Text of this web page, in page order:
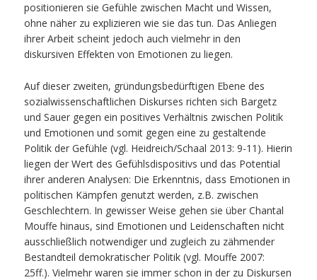
positionieren sie Gefühle zwischen Macht und Wissen,
ohne näher zu explizieren wie sie das tun. Das Anliegen
ihrer Arbeit scheint jedoch auch vielmehr in den
diskursiven Effekten von Emotionen zu liegen.
Auf dieser zweiten, gründungsbedürftigen Ebene des
sozialwissenschaftlichen Diskurses richten sich Bargetz
und Sauer gegen ein positives Verhältnis zwischen Politik
und Emotionen und somit gegen eine zu gestaltende
Politik der Gefühle (vgl. Heidreich/Schaal 2013: 9-11). Hierin
liegen der Wert des Gefühlsdispositivs und das Potential
ihrer anderen Analysen: Die Erkenntnis, dass Emotionen in
politischen Kämpfen genutzt werden, z.B. zwischen
Geschlechtern. In gewisser Weise gehen sie über Chantal
Mouffe hinaus, sind Emotionen und Leidenschaften nicht
ausschließlich notwendiger und zugleich zu zähmender
Bestandteil demokratischer Politik (vgl. Mouffe 2007:
25ff.). Vielmehr waren sie immer schon in der zu Diskursen